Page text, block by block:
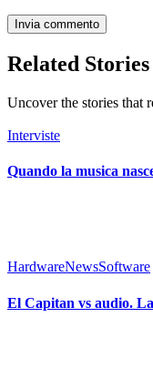
Related Stories
Uncover the stories that
Interviste
Quando la musica
HardwareNewsSoftware
El Capitan vs audio.